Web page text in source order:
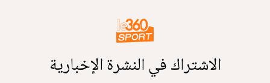
الاشتراك في النشرة الإخبارية